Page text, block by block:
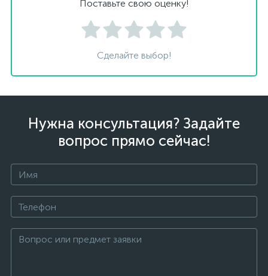
Поставьте свою оценку!
Сделайте выбор!
Нужна консультация? Задайте
вопрос прямо сейчас!